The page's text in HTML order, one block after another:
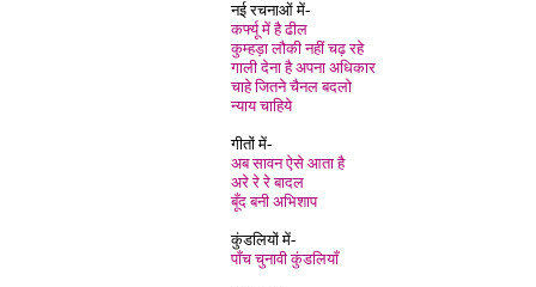
नई रचनाओं में-
कर्फ्यू में है ढील
कुम्हड़ा लौकी नहीं चढ़ रहे
गाली देना है अपना अधिकार
चाहे जितने चैनल बदलो
न्याय चाहिये
गीतों में-
अब सावन ऐसे आता है
अरे रे रे बादल
बूँद बनी अभिशाप
कुंडलियों में-
पाँच चुनावी कुंडलियाँ